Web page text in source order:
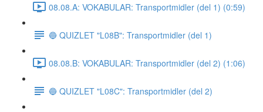
08.08.A: VOKABULAR: Transportmidler (del 1) (0:59)
🔵 QUIZLET "L08B": Transportmidler (del 1)
08.08.B: VOKABULAR: Transportmidler (del 2) (1:06)
🔵 QUIZLET "L08C": Transportmidler (del 2)